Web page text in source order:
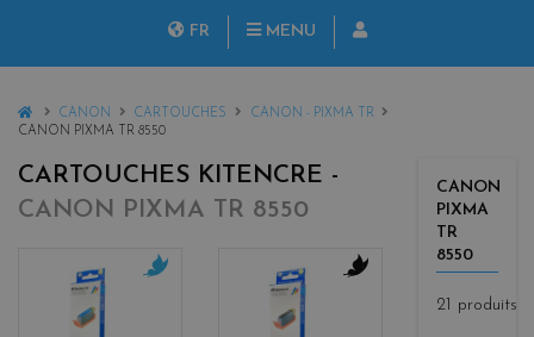
FR MENU
HOMECANON CARTOUCHES
CANON - PIXMA TR
CANON PIXMA TR 8550
CARTOUCHES KITENCRE -
CANON PIXMA TR 8550
CANON
PIXMA
TR
8550
21 produits